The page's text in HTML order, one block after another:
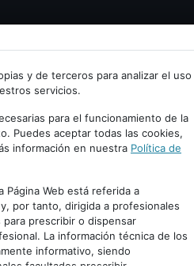
Cancelar
y de terceros para analizar el uso
servicios.
para el funcionamiento de la
Puedes aceptar todas las cookies,
información en nuestra Política de
Página Web está referida a
por tanto, dirigida a profesionales
prescribir o dispensar
La información técnica de los
informativo, siendo
facultados prescribir
PUBLICIDAD